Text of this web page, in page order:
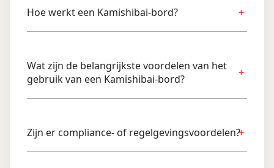
Hoe werkt een Kamishibai-bord?
Wat zijn de belangrijkste voordelen van het
gebruik van een Kamishibai-bord?
Zijn er compliance- of regelgevingsvoordelen?